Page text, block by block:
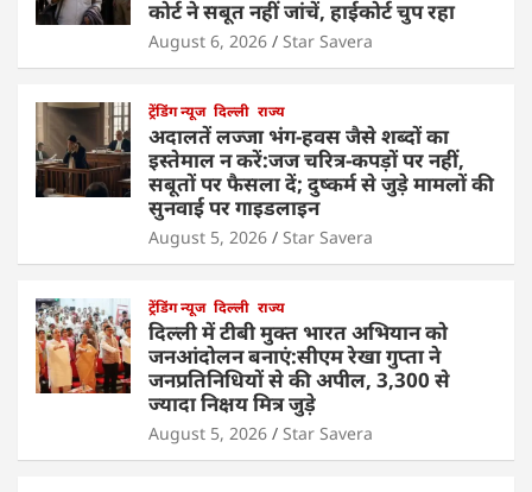
कोर्ट ने सबूत नहीं जांचें, हाईकोर्ट चुप रहा
August 6, 2026 Star Savera
ट्रेंडिंग न्यूज दिल्ली राज्य
अदालतें लज्जा भंग-हवस जैसे शब्दों का
इस्तेमाल न करें:जज चरित्र-कपड़ों पर नहीं,
सबूतों पर फैसला दें; दुष्कर्म से जुड़े मामलों की
सुनवाई पर गाइडलाइन
August 5, 2026 Star Savera
ट्रेंडिंग न्यूज दिल्ली राज्य
दिल्ली में टीबी मुक्त भारत अभियान को
जनआंदोलन बनाएं:सीएम रेखा गुप्ता ने
जनप्रतिनिधियों से की अपील, 3,300 से
ज्यादा निक्षय मित्र जुड़े
August 5, 2026 Star Savera